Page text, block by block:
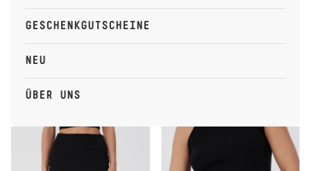
GESCHENKGUTSCHEINE
NEU
ÜBER UNS